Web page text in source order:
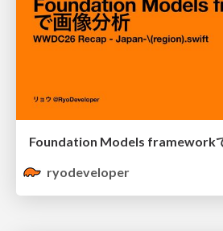
Foundation Models framework
ryodeveloper